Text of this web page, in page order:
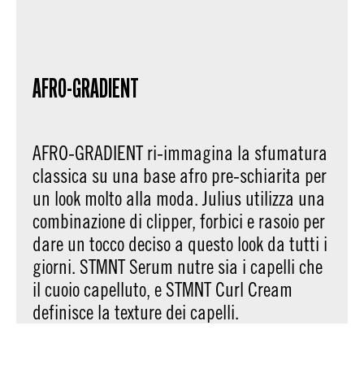
AFRO-GRADIENT
AFRO-GRADIENT ri-immagina la sfumatura
classica su una base afro pre-schiarita per
un look molto alla moda. Julius utilizza una
combinazione di clipper, forbici e rasoio per
dare un tocco deciso a questo look da tutti i
giorni. STMNT Serum nutre sia i capelli che
il cuoio capelluto, e STMNT Curl Cream
definisce la texture dei capelli.